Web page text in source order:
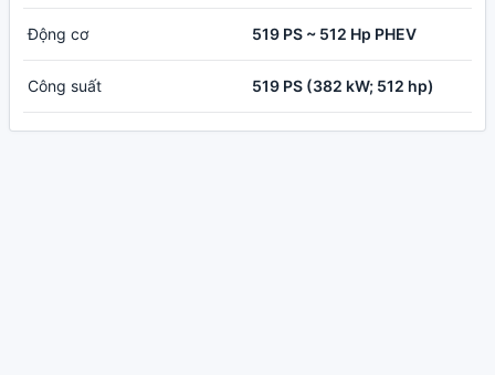
Động cơ 519 PS ~ 512 Hp PHEV
Công suất 519 PS (382 kW; 512 hp)